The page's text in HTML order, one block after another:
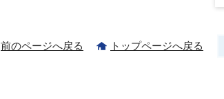
前のページへ戻る トップページへ戻る